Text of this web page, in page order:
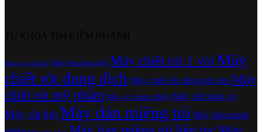
Dụng cụ xiết đai Máy bơm dung dịch Máy chiết rót 1 vòiMáy
chiết rót dung dịch Máy chiết rót dùng khí nén Máy
chiết rót mỹ phẩm Máy co màng nhiệt Máy cắt màng co
Máy cắt thịtMáy dán miệng túi Máy dán màng